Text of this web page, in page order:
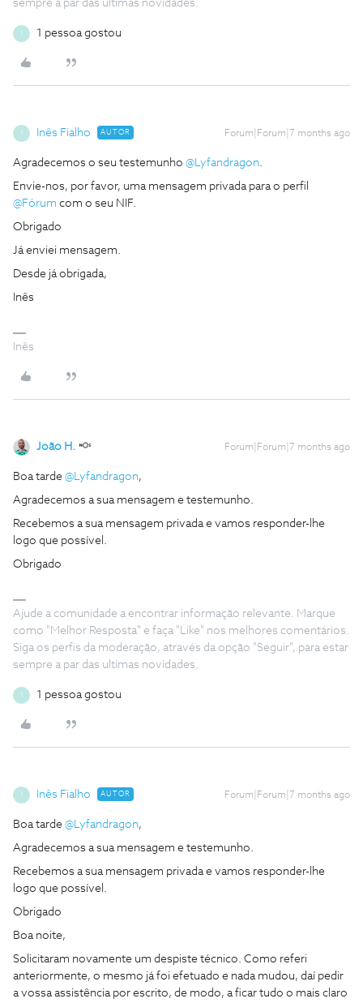
sempre a par das ultimas novidades.
1 pessoa gostou
Inês Fialho AUTOR Forum|Forum|7 months ago
Agradecemos o seu testemunho ​ @Lyfandragon
Envie-nos, por favor, uma mensagem privada para o perfil ​
@Fórum com o seu NIF.
Obrigado
Já enviei mensagem.
Desde já obrigada,
Inês
Inês
João H. Forum|Forum|7 months ago
Boa tarde ​ @Lyfandragon,
Agradecemos a sua mensagem e testemunho.
Recebemos a sua mensagem privada e vamos responder-lhe
logo que possível.
Obrigado
Ajude a comunidade a encontrar informação relevante. Marque
como "Melhor Resposta" e faça "Like" nos melhores comentários.
Siga os perfis da moderação, através da opção "Seguir", para estar
sempre a par das ultimas novidades.
1 pessoa gostou
Inês Fialho AUTOR Forum|Forum|7 months ago
Boa tarde ​ @Lyfandragon,
Agradecemos a sua mensagem e testemunho.
Recebemos a sua mensagem privada e vamos responder-lhe
logo que possível.
Obrigado
Boa noite,
Solicitaram novamente um despiste técnico. Como referi
anteriormente, o mesmo já foi efetuado e nada mudou, daí pedir
a vossa assistência por escrito, de modo, a ficar tudo o mais claro